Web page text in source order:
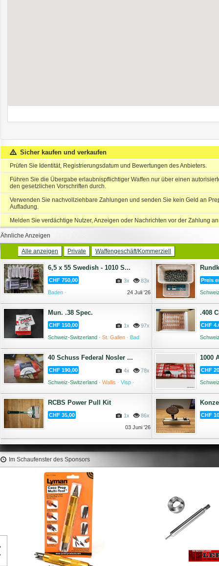
Sicher kaufen und verkaufen
Prüfen Sie Identität, Registrierungsdatum und Bewertungen des Anbieters.
Führen Sie die Übergabe erlaubnispflichtiger Waffen nur über einen
den gesetzlichen Vorschriften durch.
Verwenden Sie nachvollziehbare Zahlungen und senden Sie kein Geld an
Aufladung.
Melden Sie verdächtige Nutzer, Anzeigen oder Nachrichten vor der Zahlung
Ähnliche Anzeigen
Alle anzeigen Private Waffengeschäft/Kommerziell
6,5 x 55 Swedish - 1010 S...
CHF 750,00 83x
3x
Baden ·
24 Juli '26
Preis
Mun. .38 Spec.
CHF 150,00 97x
1x
Schweiz-Switzerland · St. Gallen · Bad
.408
CHF
40 Schuss Federal Nosler ...
CHF 190,00 78x
4x
Schweiz-Switzerland · Wallis · Visp ·
1000
CHF
RCBS Power Pull Kit
CHF 35,00 86x
1x
03 Juni '26
CHF
Im Schaufenster des Sponsors
HORNADY Modified Case .300
Weatherby Magnum #A300W
12,1 €